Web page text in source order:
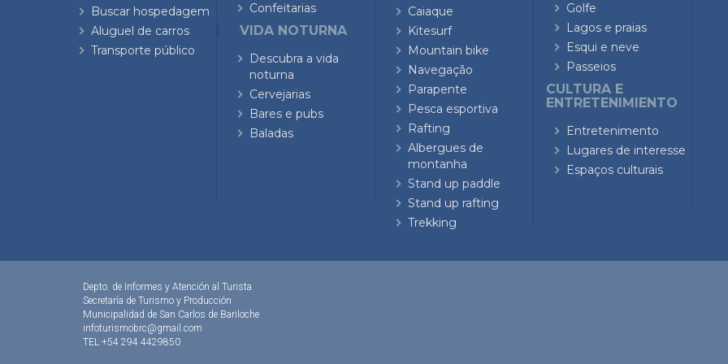
Buscar hospedagem
Aluguel de carros
Transporte público
Confeitarias
VIDA NOTURNA
Descubra a vida
noturna
Cervejarias
Bares e pubs
Baladas
Caiaque
Kitesurf
Mountain bike
Navegação
Parapente
Pesca esportiva
Rafting
Albergues de
montanha
Stand up paddle
Stand up rafting
Trekking
Golfe
Lagos e praias
Esqui e neve
Passeios
CULTURA E
ENTRETENIMIENTO
Entretenimento
Lugares de interesse
Espaços culturais
Depto. de Informes y Atención al Turista
Secretaría de Turismo y Producción
Municipalidad de San Carlos de Bariloche
infoturismobrc@gmail.com
TEL +54 294 4429850